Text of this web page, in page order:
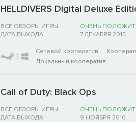
HELLDIVERS Digital Deluxe
ВСЕ ОБЗОРЫ ИГРЫ:
ОЧЕНЬ
ДАТА ВЫХОДА:
7 ДЕКАБРЯ 2015
Сетевой кооператив
Локальный кооператив
Call of Duty: Black Ops
ВСЕ ОБЗОРЫ ИГРЫ:
ОЧЕНЬ
ДАТА ВЫХОДА:
9 НОЯБРЯ 2010